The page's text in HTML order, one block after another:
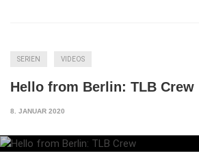
SERIEN VIDEOS
Hello from Berlin: TLB Crew
8. JANUAR 2020